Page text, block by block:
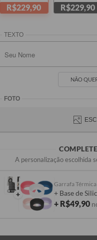
R$229,90 R$229,90
NÃO
A personalização escolhida
+ + Base de
+ R$49,90